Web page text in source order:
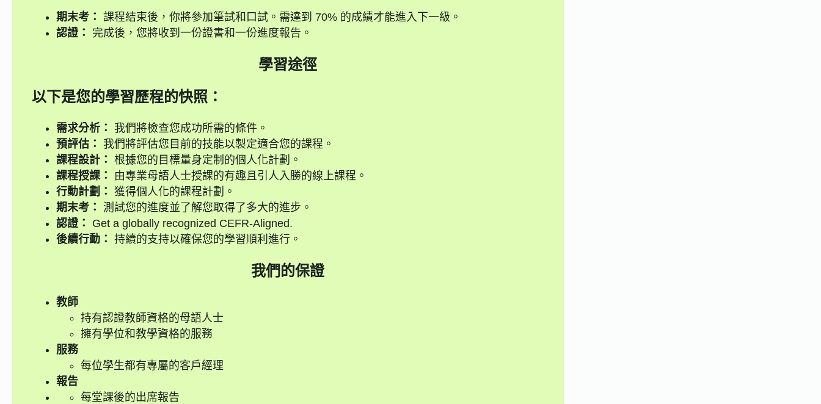
期末考： 課程結束後，你將參加筆試和口試。需達到 70% 的成績才能進入下一級。
認證：
完成後，您將收到一份證書和一份進度報告。
學習途徑
以下是您的學習歷程的快照：
需求分析：
我們將檢查您成功所需的條件。
預評估：
我們將評估您目前的技能以製定適合您的課程。
課程設計： 根據您的目標量身定制的個人化計劃。
課程授課：
由專業母語人士授課的有趣且引人入勝的線上課程。
行動計劃： 獲得個人化的課程計劃。
期末考：
測試您的進度並了解您取得了多大的進步。
認證：
Get a globally recognized CEFR-Aligned.
後續行動： 持續的支持以確保您的學習順利進行。
我們的保證
教師
持有認證教師資格的母語人士
擁有學位和教學資格的服務
服務
每位學生都有專屬的客戶經理
報告
每堂課後的出席報告